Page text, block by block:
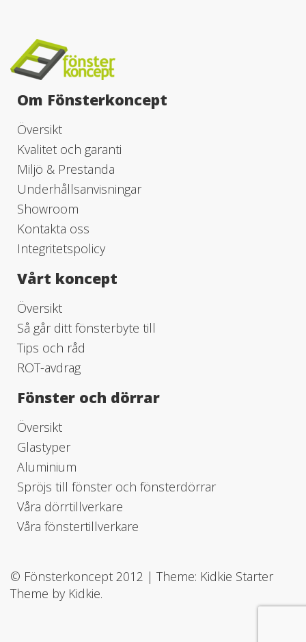
Om Fönsterkoncept
Översikt
Kvalitet och garanti
Miljö & Prestanda
Underhållsanvisningar
Showroom
Kontakta oss
Integritetspolicy
Vårt koncept
Översikt
Så går ditt fönsterbyte till
Tips och råd
ROT-avdrag
Fönster och dörrar
Översikt
Glastyper
Aluminium
Spröjs till fönster och fönsterdörrar
Våra dörrtillverkare
Våra fönstertillverkare
© Fönsterkoncept 2012 | Theme: Kidkie Starter
Theme by Kidkie.